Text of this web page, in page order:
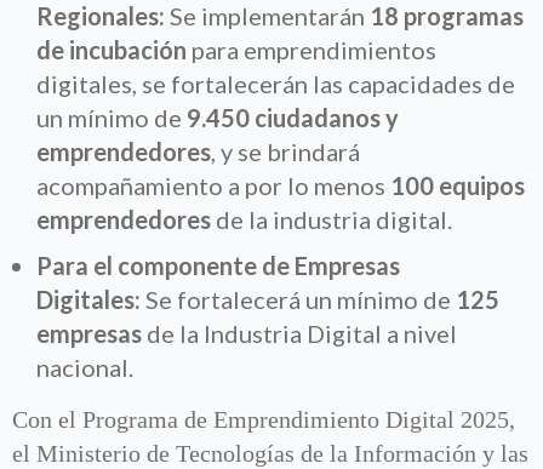
Regionales: Se implementarán 18 programas
de incubación para emprendimientos
digitales, se fortalecerán las capacidades de
un mínimo de 9.450 ciudadanos y
emprendedores, y se brindará
acompañamiento a por lo menos 100 equipos
emprendedores de la industria digital.
Para el componente de Empresas
Digitales: Se fortalecerá un mínimo de 125
empresas de la Industria Digital a nivel
nacional.
Con el Programa de Emprendimiento Digital 2025,
el Ministerio de Tecnologías de la Información y las